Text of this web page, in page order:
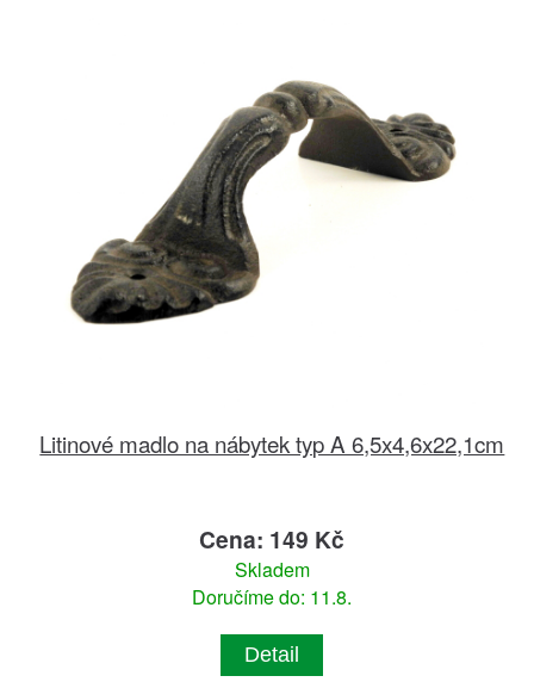
Litinové madlo na nábytek typ A 6,5x4,6x22,1cm
Cena: 149 Kč
Skladem
Doručíme do: 11.8.
Detail